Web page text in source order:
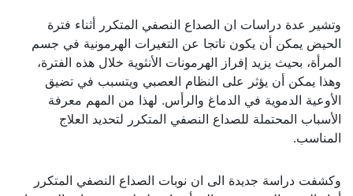
وتشير عدة دراسات ان الصداع النصفي المتكرر أثناء فترة
الحيض يمكن أن يكون ناتجا عن التغيرات الهرمونية في جسم
المرأة، بحيث يزيد إفراز الهرمونات الأنثوية خلال هذه الفترة،
وهذا يمكن أن يؤثر على النظام العصبي ويتسبب في تضيق
الأوعية الدموية في الدماغ والرأس. لهذا من المهم معرفة
الأسباب المحتملة للصداع النصفي المتكرر لتحديد العلاج
المناسب.
وكشفت دراسة جديدة الى ان نوبات الصداع النصفي المتكرر